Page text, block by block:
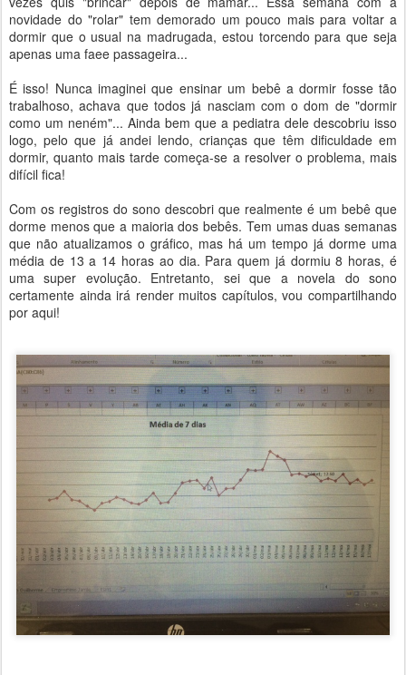
novidade do "rolar" tem demorado um pouco mais para voltar a
dormir que o usual na madrugada, estou torcendo para que seja
apenas uma faee passageira...
É isso! Nunca imaginei que ensinar um bebê a dormir fosse tão
trabalhoso, achava que todos já nasciam com o dom de "dormir
como um neném"... Ainda bem que a pediatra dele descobriu isso
logo, pelo que já andei lendo, crianças que têm dificuldade em
dormir, quanto mais tarde começa-se a resolver o problema, mais
difícil fica!
Com os registros do sono descobri que realmente é um bebê que
dorme menos que a maioria dos bebês. Tem umas duas semanas
que não atualizamos o gráfico, mas há um tempo já dorme uma
média de 13 a 14 horas ao dia. Para quem já dormiu 8 horas, é
uma super evolução. Entretanto, sei que a novela do sono
certamente ainda irá render muitos capítulos, vou compartilhando
por aqui!